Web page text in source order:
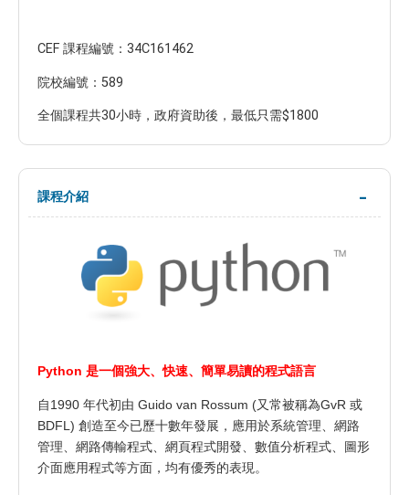
CEF 課程編號：34C161462
院校編號：589
全個課程共30小時，政府資助後，最低只需$1800
課程介紹
Python 是一個強大、快速、簡單易讀的程式語言
自1990 年代初由 Guido van Rossum (又常被稱為GvR 或
BDFL) 創造至今已歷十數年發展，應用於系統管理、網路
管理、網路傳輸程式、網頁程式開發、數值分析程式、圖形
介面應用程式等方面，均有優秀的表現。